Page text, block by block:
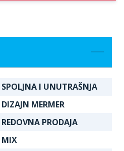
SPOLJNA I UNUTRAŠNJA
DIZAJN MERMER
REDOVNA PRODAJA
MIX